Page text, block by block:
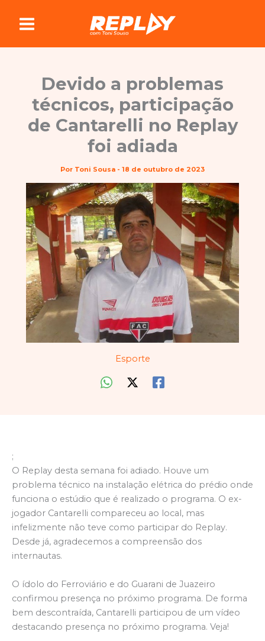
conteúdo
Devido a problemas
técnicos, participação
de Cantarelli no Replay
foi adiada
Por Toni Sousa - 18 de outubro de 2023
Esporte
;
O Replay desta semana foi adiado. Houve um
problema técnico na instalação elétrica do prédio onde
funciona o estúdio que é realizado o programa. O ex-
jogador Cantarelli compareceu ao local, mas
infelizmente não teve como participar do Replay.
Desde já, agradecemos a compreensão dos
internautas.
O ídolo do Ferroviário e do Guarani de Juazeiro
confirmou presença no próximo programa. De forma
bem descontraída, Cantarelli participou de um vídeo
destacando presença no próximo programa. Veja!